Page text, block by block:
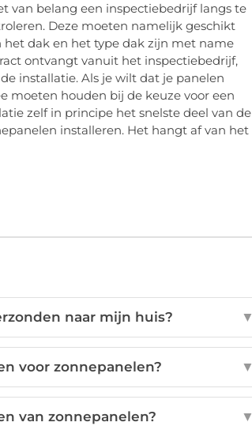
van belang een inspectiebedrijf langs te
Deze moeten namelijk geschikt
het dak en het type dak zijn met name
ontvangt vanuit het inspectiebedrijf,
installatie. Als je wilt dat je panelen
moeten houden bij de keuze voor een
zelf in principe het snelste deel van de
installeren. Het hangt af van het
naar mijn huis? ▼
voor zonnepanelen? ▼
van zonnepanelen? ▼